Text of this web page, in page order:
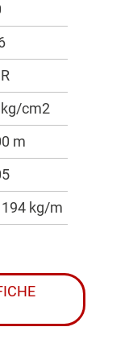
cm2
m
kg/m